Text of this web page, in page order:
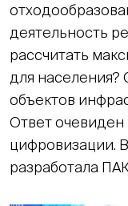
деятельность
рассчитать
для населения?
объектов
Ответ
цифровизации.
разработала